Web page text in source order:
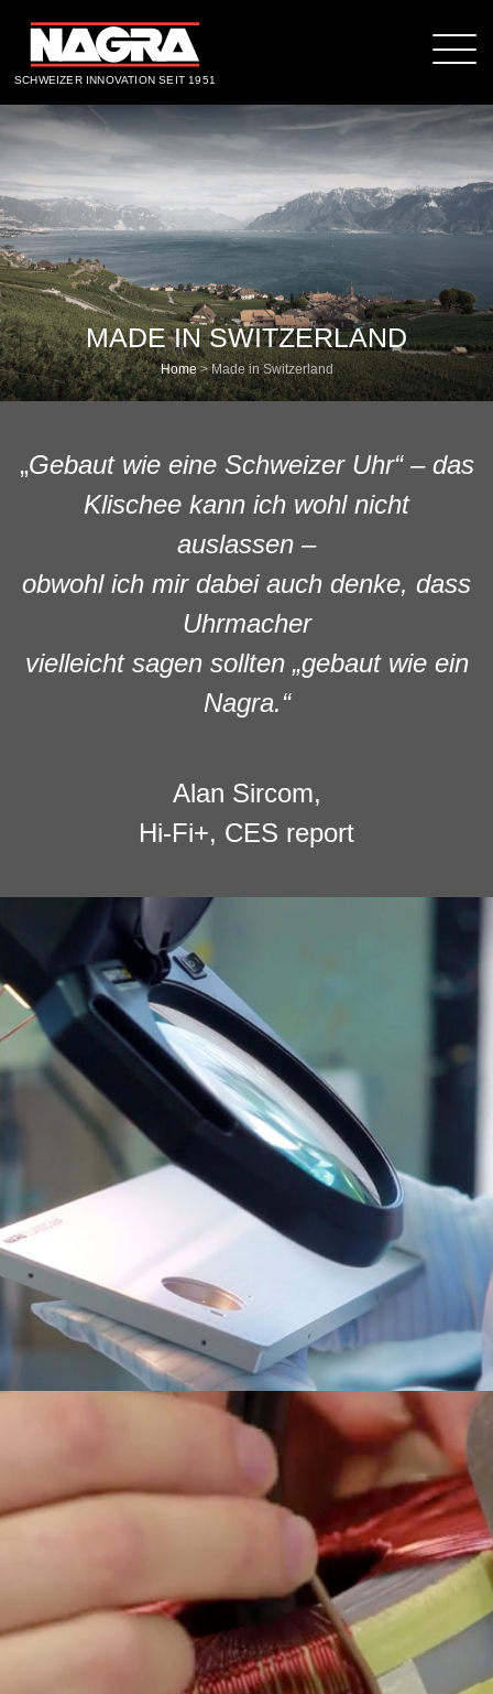
SCHWEIZER INNOVATION SEIT 1951
MADE IN SWITZERLAND
Home>Made in Switzerland
„Gebaut wie eine Schweizer Uhr“ – das
Klischee kann ich wohl nicht
auslassen –
obwohl ich mir dabei auch denke, dass
Uhrmacher
vielleicht sagen sollten „gebaut wie ein
Nagra.“
Alan Sircom,
Hi-Fi+, CES report